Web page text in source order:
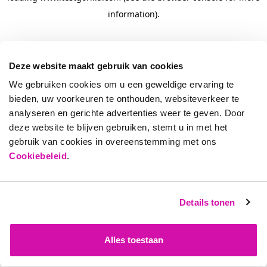
Deze website maakt gebruik van cookies
We gebruiken cookies om u een geweldige ervaring te
bieden, uw voorkeuren te onthouden, websiteverkeer te
analyseren en gerichte advertenties weer te geven. Door
deze website te blijven gebruiken, stemt u in met het
gebruik van cookies in overeenstemming met ons
Cookiebeleid.
Details tonen
Alles toestaan
information).